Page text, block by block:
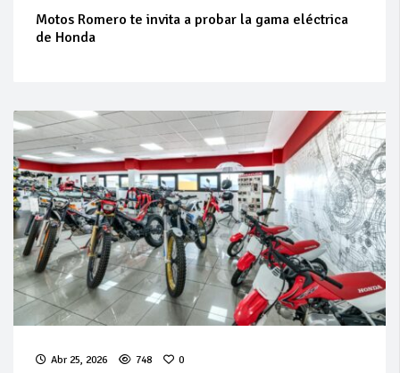
Motos Romero te invita a probar la gama eléctrica
de Honda
Abr 25, 2026 748 0